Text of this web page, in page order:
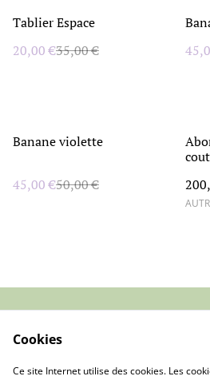
%
Tablier Espace
20,00 €35,00 €
%
%
Banane violette
45,00 €50,00 €
Politique de
Cookies
Ce site Internet utilise des cookies. Les